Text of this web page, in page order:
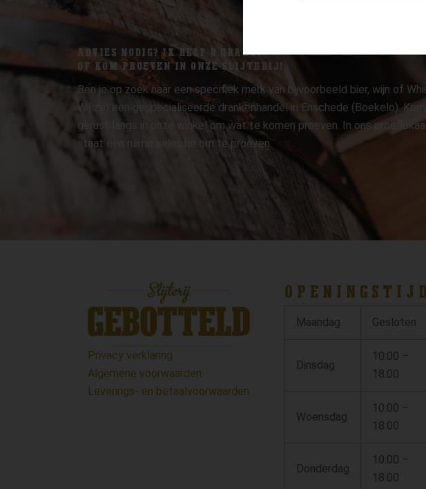
ADVIES NODIG? IK HELP U GRAAG.
OF KOM PROEVEN IN ONZE SLIJTERIJ!
Ben je op zoek naar een specifiek merk van bijvoorbeeld bier, wijn of
Wij zijn een gespecialiseerde drankenhandel in Enschede (Boekelo). Kom
gerust langs in onze winkel om wat te komen proeven. In ons proeflokaal
staat een ruime selectie om te proeven.
Privacy verklaring
Algemene voorwaarden
Leverings- en betaalvoorwaarden
Maandag Gesloten
Dinsdag
10:00 –
18:00
Woensdag
10:00 –
18:00
Donderdag
10:00 –
18:00